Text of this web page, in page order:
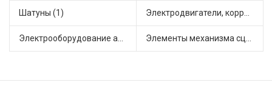
Шатуны (1) Электродвигатели, корректоры и приводы автомобильн (35)
Электрооборудование автомобилей (24) Элементы механизма сцепления (74)